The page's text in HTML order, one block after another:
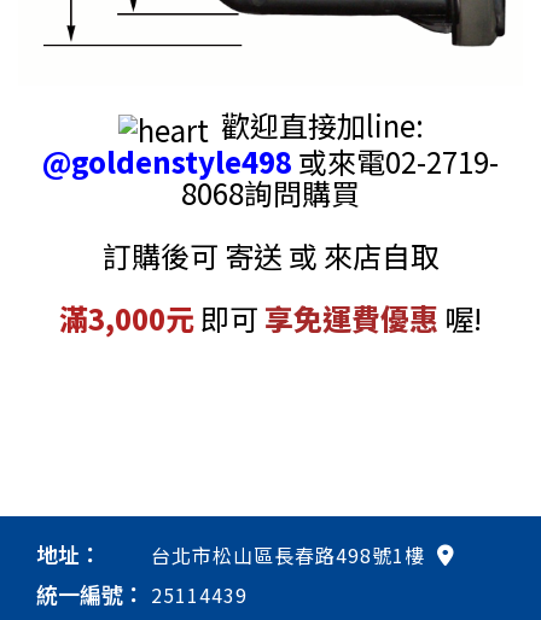
歡迎直接加line:
@goldenstyle498 或來電02-2719-
8068詢問購買
訂購後可 寄送 或 來店自取
滿3,000元 即可 享免運費優惠 喔!
地址： 台北市松山區長春路498號1樓
統一編號： 25114439